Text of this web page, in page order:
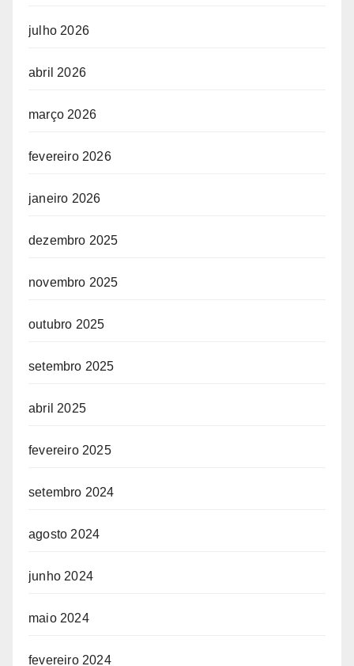
julho 2026
abril 2026
março 2026
fevereiro 2026
janeiro 2026
dezembro 2025
novembro 2025
outubro 2025
setembro 2025
abril 2025
fevereiro 2025
setembro 2024
agosto 2024
junho 2024
maio 2024
fevereiro 2024